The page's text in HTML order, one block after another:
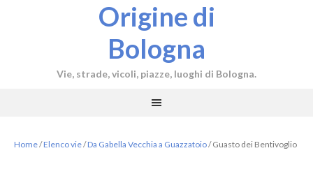
Origine di
Bologna
Vie, strade, vicoli, piazze, luoghi di Bologna.
Home/Elenco vie/Da Gabella Vecchia a Guazzatoio/Guasto dei Bentivoglio